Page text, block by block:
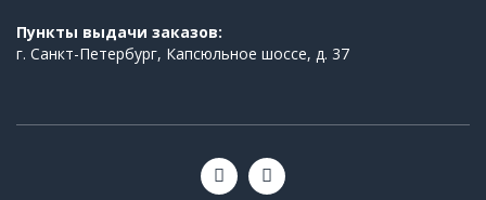
Пункты выдачи заказов:
г. Санкт-Петербург, Капсюльное шоссе, д. 37